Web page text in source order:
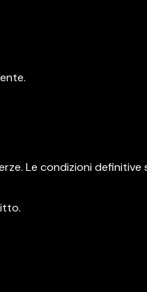
Le condizioni definitive